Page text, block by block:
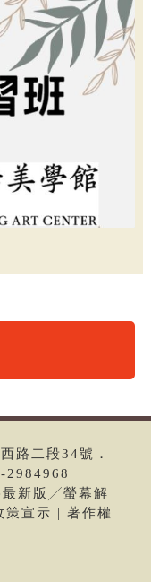
路二段34號．
2984968
新版╱螢幕解
策宣示 | 著作權